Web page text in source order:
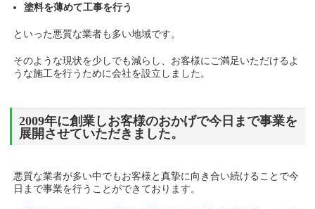
塗料を薄めて工事を行う
といった悪質な業者も多い地域です。
そのような現状を少しでも減らし、お客様にご満足いただけるよ
うな施工を行うために会社を設立しました。
2009年に創業しお客様のおかげで今日まで事業を
展開させていただきました。
悪質な業者が多い中でもお客様と真摯に向き合い続けることで今
日まで事業を行うことができております。